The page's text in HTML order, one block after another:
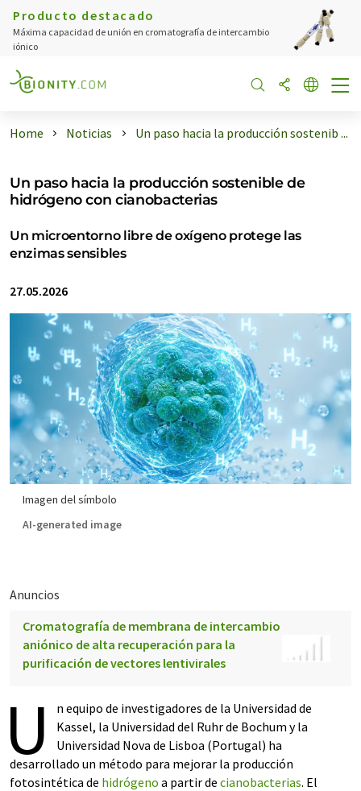
Producto destacado
Máxima capacidad de unión en cromatografía de intercambio
iónico
Home Noticias Un paso hacia la producción sostenib ...
Un paso hacia la producción sostenible de
hidrógeno con cianobacterias
Un microentorno libre de oxígeno protege las
enzimas sensibles
27.05.2026
Imagen del símbolo
AI-generated image
Anuncios
Cromatografía de membrana de intercambio
aniónico de alta recuperación para la
purificación de vectores lentivirales
U
n equipo de investigadores de la Universidad de
Kassel, la Universidad del Ruhr de Bochum y la
Universidad Nova de Lisboa (Portugal) ha
desarrollado un método para mejorar la producción
fotosintética de hidrógeno a partir de cianobacterias. El